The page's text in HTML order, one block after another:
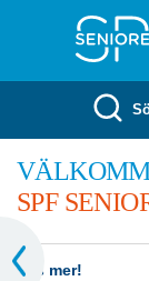
SPF
Läs mer!